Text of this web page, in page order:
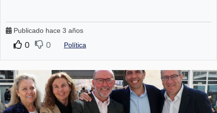
Publicado hace 3 años
0 0 Política